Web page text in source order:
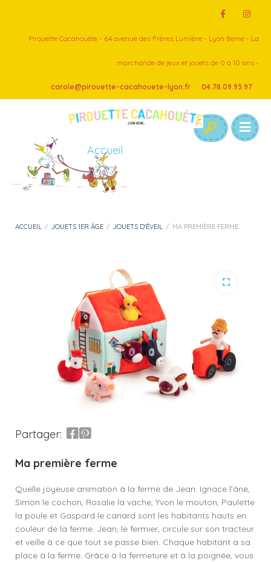
Pirouette Cacahouète - 64 avenue des Frères Lumière - Lyon 8eme - La
marchande de jeux et jouets de 0 à 10 ans -
carole@pirouette-cacahouete-lyon.fr 04.78.09.93.97
Accueil
ACCUEIL / JOUETS 1ER ÂGE / JOUETS D'ÉVEIL / MA PREMIÈRE FERME
Partager:
Ma première ferme
Quelle joyeuse animation à la ferme de Jean. Ignace l’âne,
Simon le cochon, Rosalie la vache, Yvon le mouton, Paulette
la poule et Gaspard le canard sont les habitants hauts en
couleur de la ferme. Jean, le fermier, circule sur son tracteur
et veille à ce que tout se passe bien. Chaque habitant a sa
place à la ferme. Grâce à la fermeture et à la poignée, vous